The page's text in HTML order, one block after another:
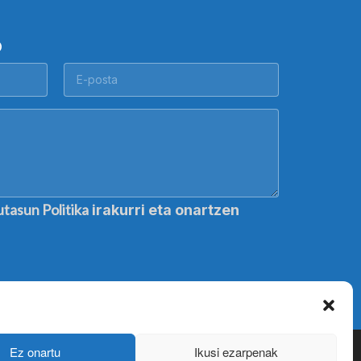
Ez onartu Ikusi ezarpenak
Politika irakurri eta onartzen